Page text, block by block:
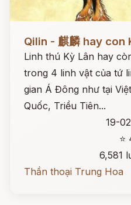
Qilin - 麒麟 hay con
Linh thú Kỳ Lân hay
trong 4 linh vật của tứ
gian Á Đông như tại
Quốc, Triều Tiên...
19-
⭐
6,581
Thần thoại Trung Hoa